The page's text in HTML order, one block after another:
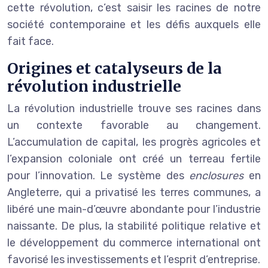
cette révolution, c’est saisir les racines de notre
société contemporaine et les défis auxquels elle
fait face.
Origines et catalyseurs de la
révolution industrielle
La révolution industrielle trouve ses racines dans
un contexte favorable au changement.
L’accumulation de capital, les progrès agricoles et
l’expansion coloniale ont créé un terreau fertile
pour l’innovation. Le système des enclosures en
Angleterre, qui a privatisé les terres communes, a
libéré une main-d’œuvre abondante pour l’industrie
naissante. De plus, la stabilité politique relative et
le développement du commerce international ont
favorisé les investissements et l’esprit d’entreprise.